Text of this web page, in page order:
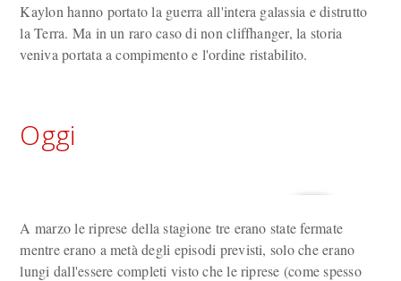
Kaylon hanno portato la guerra all'intera galassia e distrutto
la Terra. Ma in un raro caso di non cliffhanger, la storia
veniva portata a compimento e l'ordine ristabilito.
Oggi
A marzo le riprese della stagione tre erano state fermate
mentre erano a metà degli episodi previsti, solo che erano
lungi dall'essere completi visto che le riprese (come spesso